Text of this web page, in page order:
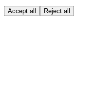
Accept all Reject all